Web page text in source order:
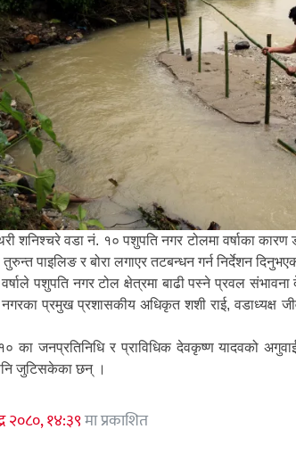
शनिश्चरे वडा नं. १० पशुपति नगर टोलमा वर्षाका
तुरुन्त पाइलिङ र बोरा लगाएर तटबन्धन गर्न निर्देशन
पशुपति नगर टोल क्षेत्रमा बाढी पस्ने प्रवल
प्रमुख प्रशासकीय अधिकृत शशी राई, वडाध्यक्ष
का जनप्रतिनिधि र प्राविधिक देवकृष्ण यादवको
जुटिसकेका छन् ।
२०८०, १४:३९मा प्रकाशित